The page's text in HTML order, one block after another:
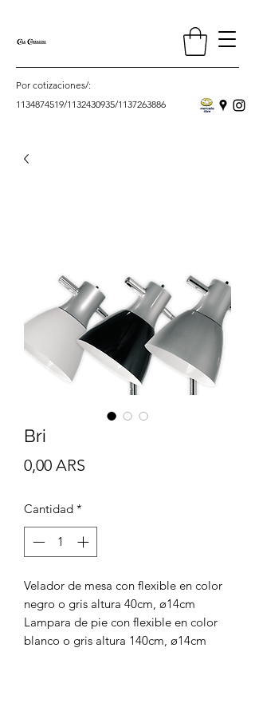
Por cotizaciones/:
1134874519/1132430935/1137263886
Bri
0,00 ARS
Cantidad *
Velador de mesa con flexible en color
negro o gris altura 40cm, ø14cm
Lampara de pie con flexible en color
blanco o gris altura 140cm, ø14cm